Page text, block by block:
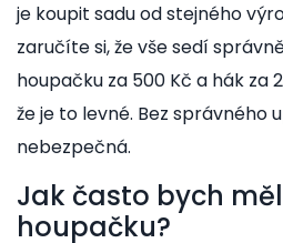
je koupit sadu od stejného
zaručíte si, že vše sedí
houpačku za 500 Kč a hák za
že je to levné. Bez správného
nebezpečná.
Jak často bych
houpačku?